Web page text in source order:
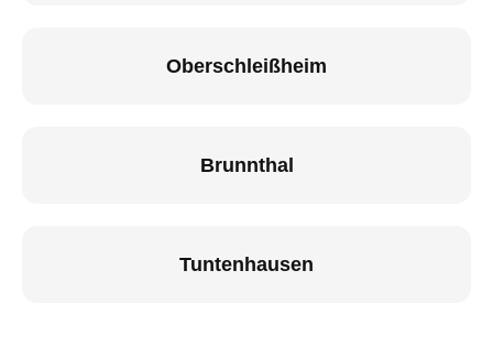
Oberschleißheim
Brunnthal
Tuntenhausen